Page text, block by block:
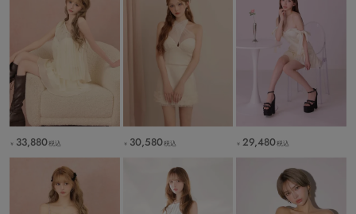
￥ 33,880税込 ￥ 30,580税込 ￥ 29,480税込